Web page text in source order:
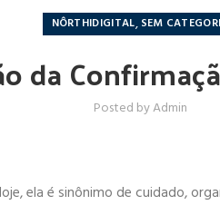
NÔRTHIDIGITAL, SEM
da
Posted byAdmin
ela é sinônimo de cuidado,